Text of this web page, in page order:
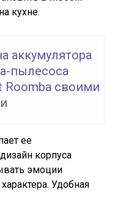
кухне.
аккумулятора
пылесоса
Roomba своими
ее
корпуса
эмоции
Удобная